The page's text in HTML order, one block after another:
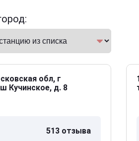
обл, г
Кучинское, д. 8
513 отзыва